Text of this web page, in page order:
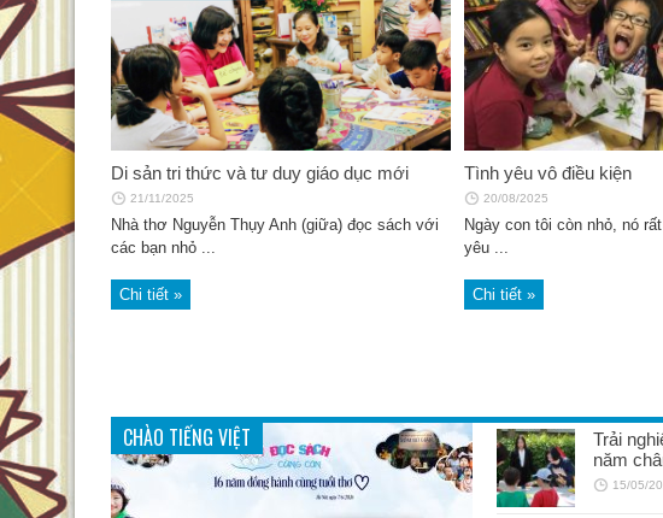
VI SINH VẬT VI TÍNH
16/04/2026
Giao lưu và gặp gỡ nhà
Hoàng Diệu Thủy
18/01/2026
Di sản tri thức và tư duy giáo dục mới
21/11/2025
Nhà thơ Nguyễn Thụy Anh (giữa) đọc sách với
các bạn nhỏ ...
Chi tiết »
Tình yêu vô điều kiện
20/08/2025
Ngày con tôi còn nhỏ, nó
yêu ...
Chi tiết »
CHÀO TIẾNG VIỆT
Trải
năm
15/05/